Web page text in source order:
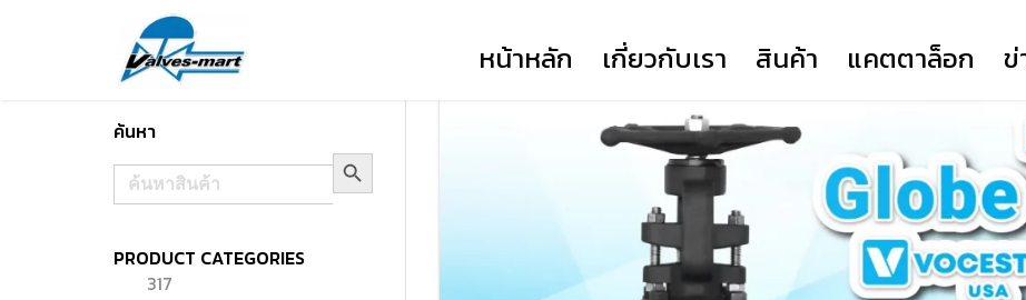
หน้าหลัก เกี่ยวกับเรา สินค้า
FLANGE (TSK)
VOCESTER
แคตตาล็อก
YORK SERIES HD
YORK SERIES EH
ข่
ค้นหา
Search
for:
Search Button
PRODUCT CATEGORIES
317